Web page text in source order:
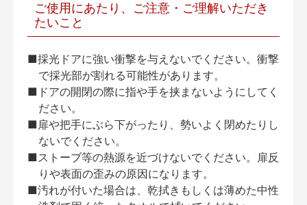
ご使用にあたり、ご注意・ご理解いただき
たいこと
■採光ドアに強い衝撃を与えないでください。衝撃
で採光部が割れる可能性があります。
■ドアの開閉の際に指や手を挟まないようにしてく
ださい。
■扉や把手にぶら下がったり、勢いよく閉めたりし
ないでください。
■ストーブ等の熱源を近づけないでください。扉反
りや表面の歪みの原因になります。
■汚れが付いた場合は、乾拭きもしくは薄めた中性